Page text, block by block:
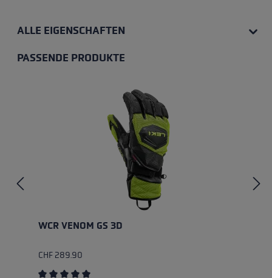
ALLE EIGENSCHAFTEN
PASSENDE PRODUKTE
WCR VENOM GS 3D
CHF 289.90